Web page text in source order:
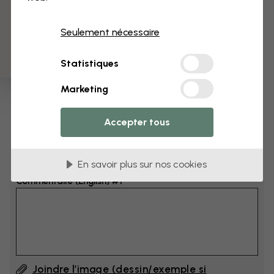
Ajoutez 6–10 cm à la largeur et à la hauteur
Ajouter un commentaire
Commentaire (English) #1
Joindre l’image (dessin/exemple si
Seulement nécessaire
Statistiques
Marketing
Accepter tous
En savoir plus sur nos cookies